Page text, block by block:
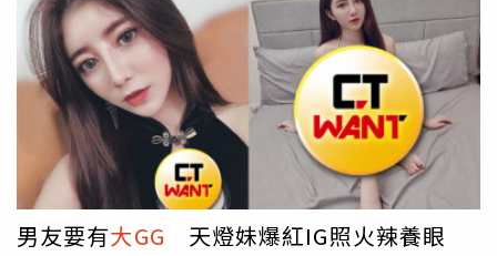
裝，露出飽滿的上兇和小肚肚，戴著拳套對著沙包一陣猛
打！鏡頭還特寫她的胸部，一對巨入在她揮拳時猛力晃動，
讓人看了不禁頭暈又眼花，她也開心對著鏡頭燦笑，似乎很
滿意近拍她強烈晃動的巨乳。（圖／evelyn1998_ IG）天燈
妹寫道「打是情罵是愛，要給我打打嗎？」網友看了忍不住
留言表示「我要打」、「排隊當沙包」、「來互相傷害」、
「攝影師很專業喲」、「難得這麼想給人打」、「打拳很可
愛」、「選我選我」。 View this post on Instagram A post
shared by 天燈妹🇹🇼🇻🇳 (@evelyn1998_) on Oct 13,
2020 at 8:17pm PDT
男友要有大GG 天燈妹爆紅IG照火辣養眼